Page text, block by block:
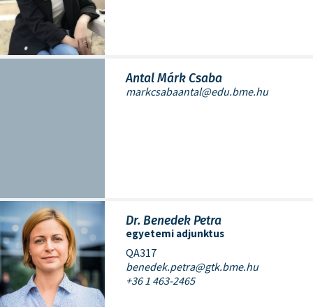
Antal Márk Csaba
markcsabaantal@edu.bme.hu
Dr. Benedek Petra
egyetemi adjunktus
QA317
benedek.petra@gtk.bme.hu
+36 1 463-2465